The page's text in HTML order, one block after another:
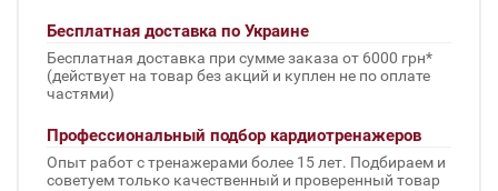
Бесплатная доставка по Украине
Бесплатная доставка при сумме заказа от 6000 грн*
(действует на товар без акций и куплен не по оплате
частями)
Профессиональный подбор кардиотренажеров
Опыт работ с тренажерами более 15 лет. Подбираем и
советуем только качественный и проверенный товар